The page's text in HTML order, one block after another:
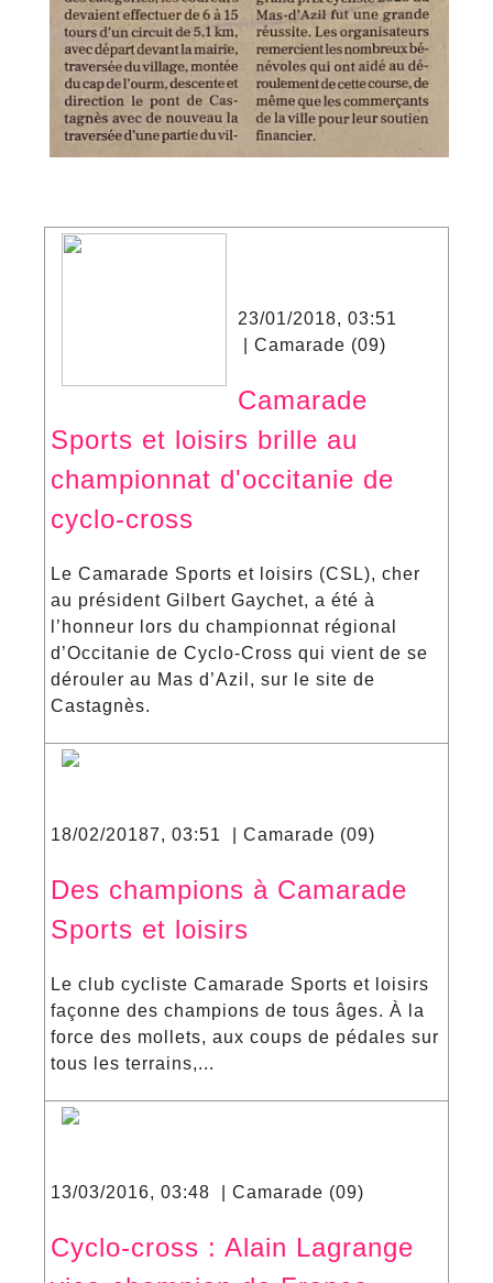
23/01/2018, 03:51
| Camarade (09)
Camarade
Sports et loisirs brille au
championnat d'occitanie de
cyclo-cross
Le Camarade Sports et loisirs (CSL), cher
au président Gilbert Gaychet, a été à
l’honneur lors du championnat régional
d’Occitanie de Cyclo-Cross qui vient de se
dérouler au Mas d’Azil, sur le site de
Castagnès.
18/02/20187, 03:51 | Camarade (09)
Des champions à Camarade
Sports et loisirs
Le club cycliste Camarade Sports et loisirs
façonne des champions de tous âges. À la
force des mollets, aux coups de pédales sur
tous les terrains,...
13/03/2016, 03:48 | Camarade (09)
Cyclo-cross : Alain Lagrange